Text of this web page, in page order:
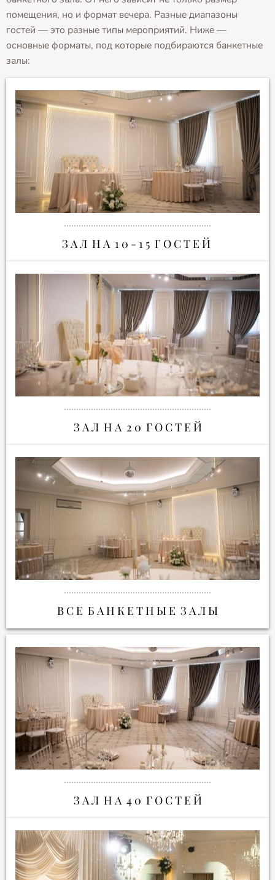
помещения, но и формат вечера. Разные диапазоны
гостей — это разные типы мероприятий. Ниже —
основные форматы, под которые подбираются банкетные
залы:
З А Л Н А 1 0 - 1 5 Г О С Т Е Й
З А Л Н А 2 0 Г О С Т Е Й
В С Е Б А Н К Е Т Н Ы Е З А Л Ы
З А Л Н А 4 0 Г О С Т Е Й